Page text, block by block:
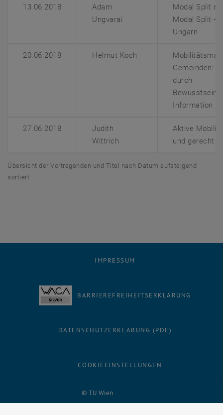
13.06.2018
Adam
Ungvarai
Modal Split
Modal Split -
Ungarn
20.06.2018 Helmut Koch
Gemeinden:
durch
Information
27.06.2018
Judith
Wittrich
Aktive
und gerecht
Übersicht der Vortragenden und Titel nach Datum aufsteigend
sortiert
© TU Wien
IMPRESSUM
BARRIEREFREIHEITSERKLÄRUNG
DATENSCHUTZERKLÄRUNG (PDF)
COOKIEEINSTELLUNGEN